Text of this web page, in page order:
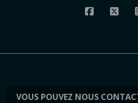
VOUS POUVEZ NOUS